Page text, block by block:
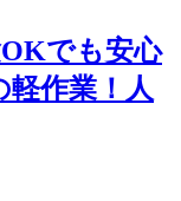
でも安心
作業！人